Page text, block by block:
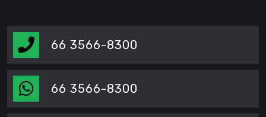
66 3566-8300
66 3566-8300